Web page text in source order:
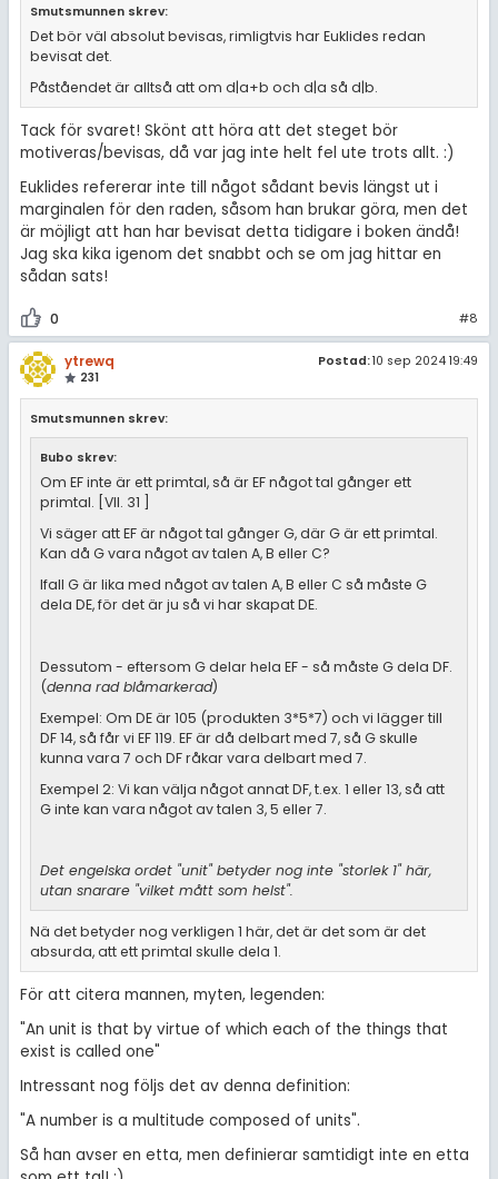
Smutsmunnen skrev:
Det bör väl absolut bevisas, rimligtvis har Euklides redan
bevisat det.
Påståendet är alltså att om d|a+b och d|a så d|b.
Tack för svaret! Skönt att höra att det steget bör
motiveras/bevisas, då var jag inte helt fel ute trots allt. :)
Euklides refererar inte till något sådant bevis längst ut i
marginalen för den raden, såsom han brukar göra, men det
är möjligt att han har bevisat detta tidigare i boken ändå!
Jag ska kika igenom det snabbt och se om jag hittar en
sådan sats!
0 #8
ytrewq
231
Postad:10 sep 2024 19:49
Smutsmunnen skrev:
Bubo skrev:
Om EF inte är ett primtal, så är EF något tal gånger ett
primtal. [VII. 31 ]
Vi säger att EF är något tal gånger G, där G är ett primtal.
Kan då G vara något av talen A, B eller C?
Ifall G är lika med något av talen A, B eller C så måste G
dela DE, för det är ju så vi har skapat DE.
Dessutom - eftersom G delar hela EF - så måste G dela DF.
(denna rad blåmarkerad)
Exempel: Om DE är 105 (produkten 3*5*7) och vi lägger till
DF 14, så får vi EF 119. EF är då delbart med 7, så G skulle
kunna vara 7 och DF råkar vara delbart med 7.
Exempel 2: Vi kan välja något annat DF, t.ex. 1 eller 13, så att
G inte kan vara något av talen 3, 5 eller 7.
Det engelska ordet "unit" betyder nog inte "storlek 1" här,
utan snarare "vilket mått som helst".
Nä det betyder nog verkligen 1 här, det är det som är det
absurda, att ett primtal skulle dela 1.
För att citera mannen, myten, legenden:
"An unit is that by virtue of which each of the things that
exist is called one"
Intressant nog följs det av denna definition:
"A number is a multitude composed of units".
Så han avser en etta, men definierar samtidigt inte en etta